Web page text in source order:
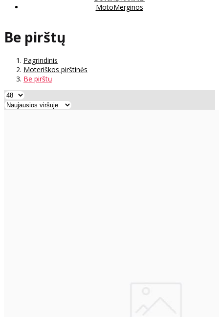
MotoMerginos
Be pirštų
Pagrindinis
Moteriškos pirštinės
Be pirštų